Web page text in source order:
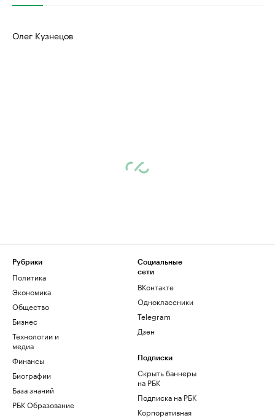
Олег Кузнецов
Рубрики
Политика
Экономика
Общество
Бизнес
Технологии и
медиа
Финансы
Биографии
База знаний
РБК Образование
Социальные
сети
ВКонтакте
Одноклассники
Telegram
Дзен
Подписки
Скрыть баннеры
на РБК
Подписка на РБК
Корпоративная